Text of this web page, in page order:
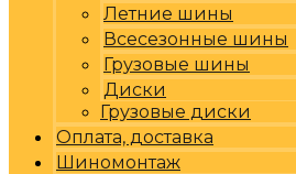
Летние шины
Всесезонные шины
Грузовые шины
Диски
Грузовые диски
Оплата, доставка
Шиномонтаж